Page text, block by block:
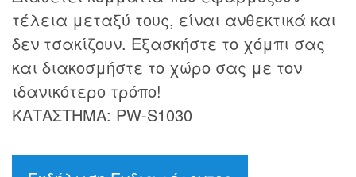
τέλεια μεταξύ τους, είναι ανθεκτικά και
δεν τσακίζουν. Εξασκήστε το χόμπι σας
και διακοσμήστε το χώρο σας με τον
ιδανικότερο τρόπο!
ΚΑΤΑΣΤΗΜΑ: PW-S1030